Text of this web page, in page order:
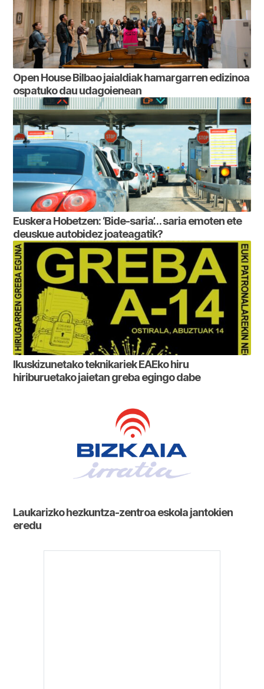
Open House Bilbao jaialdiak hamargarren edizinoa
ospatuko dau udagoienean
Euskera Hobetzen: ‘Bide-saria’… saria emoten ete
deuskue autobidez joateagatik?
Ikuskizunetako teknikariek EAEko hiru
hiriburuetako jaietan greba egingo dabe
Laukarizko hezkuntza-zentroa eskola jantokien
eredu